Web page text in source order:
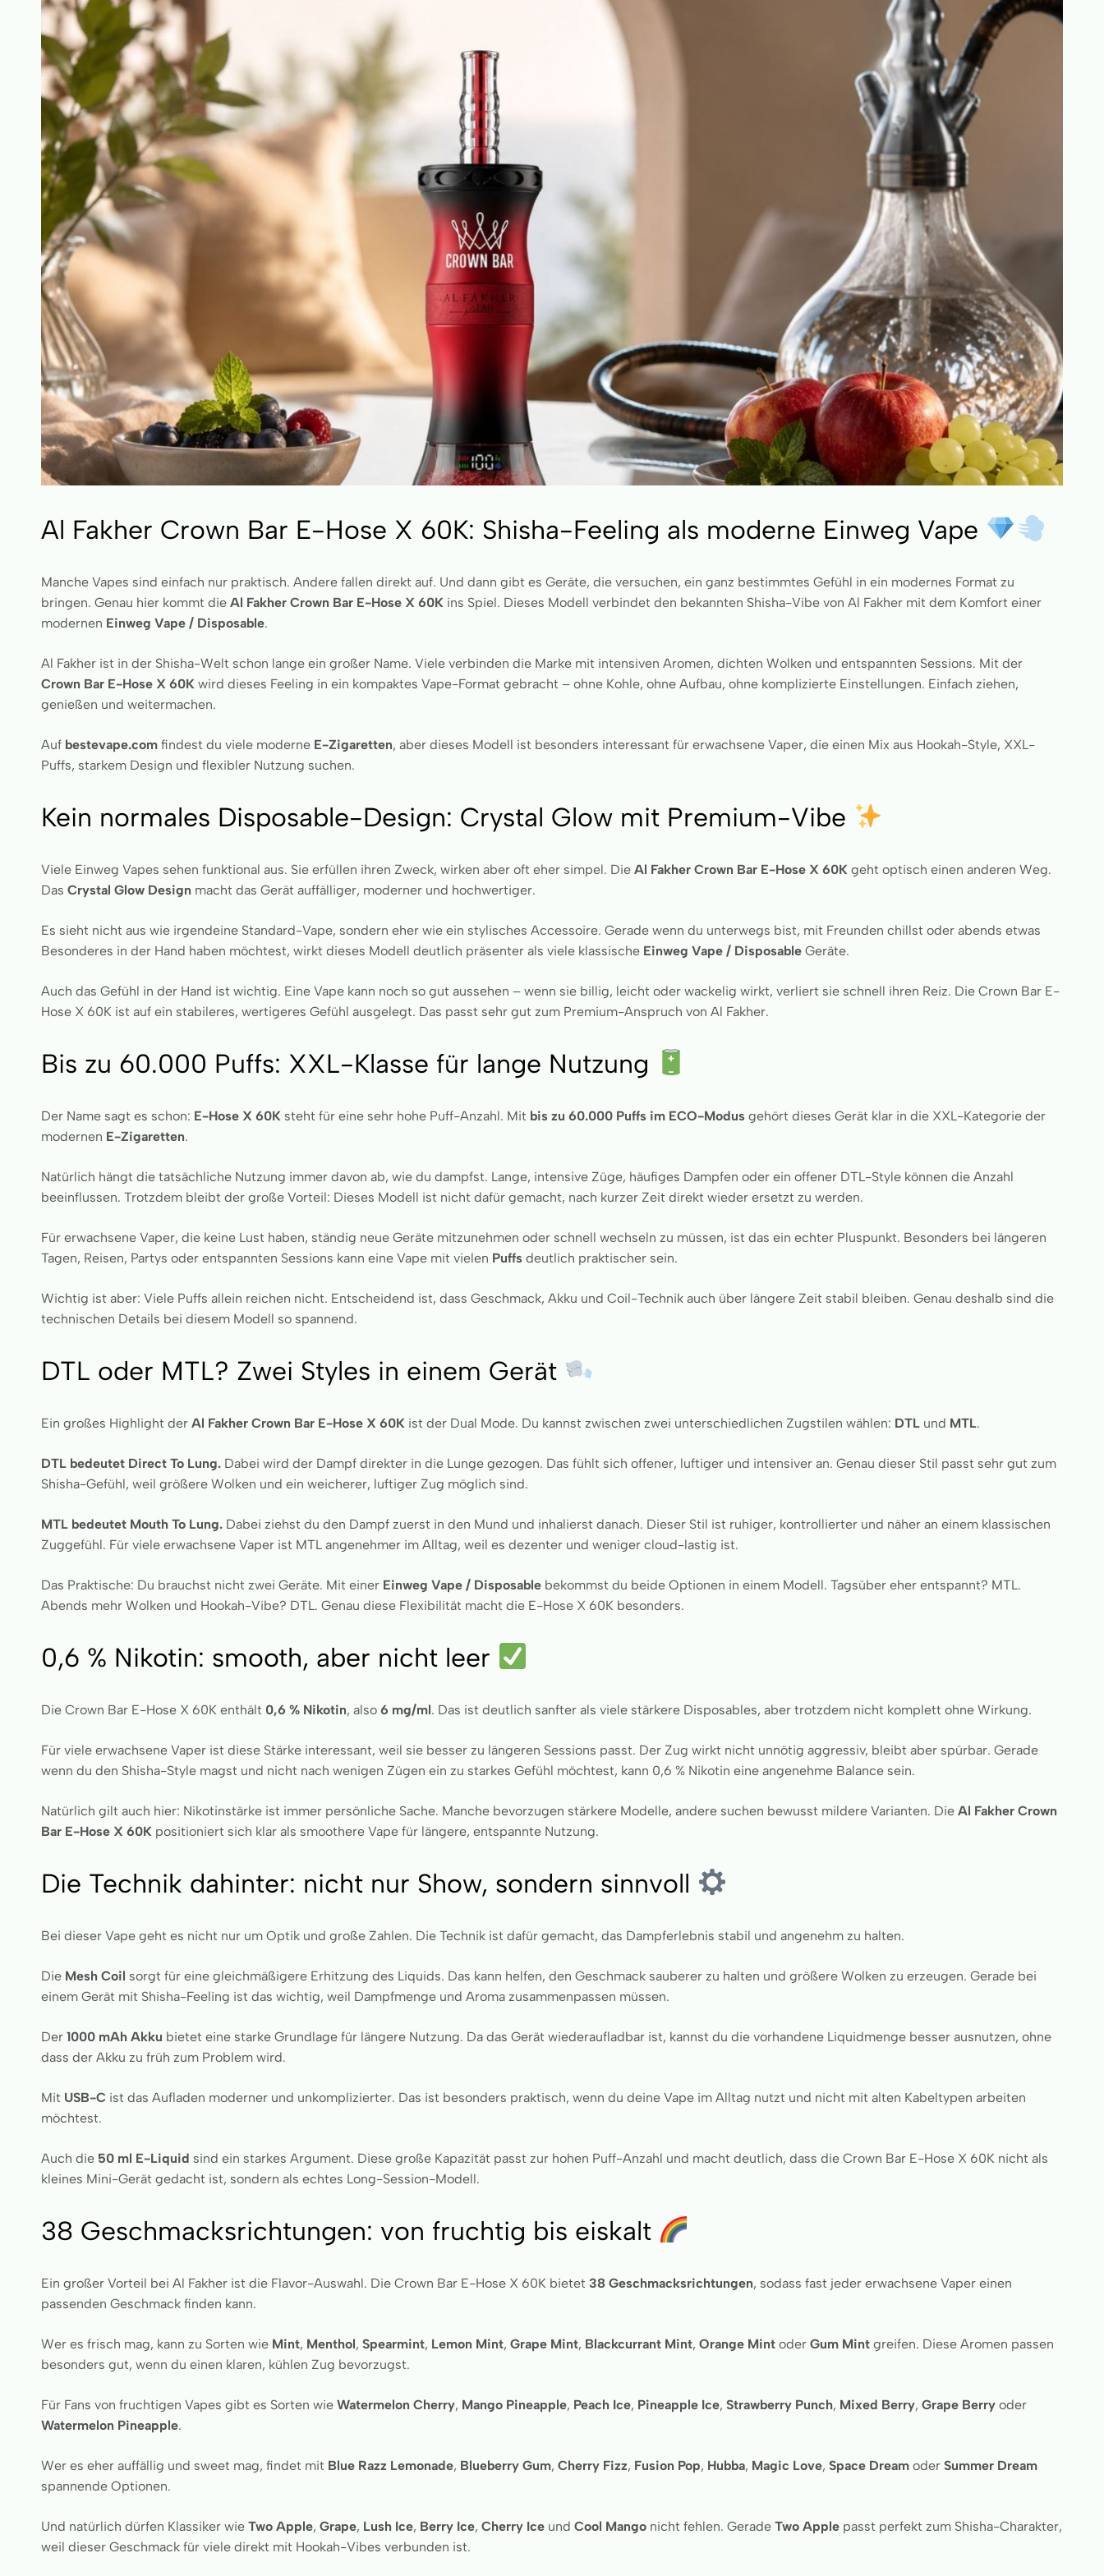
Al Fakher Crown Bar E-Hose X 60K: Shisha-Feeling als moderne Einweg Vape
Manche Vapes sind einfach nur praktisch. Andere fallen direkt auf. Und dann gibt es Geräte, die versuchen, ein ganz bestimmtes Gefühl in ein modernes Format zu
bringen. Genau hier kommt die Al Fakher Crown Bar E-Hose X 60K ins Spiel. Dieses Modell verbindet den bekannten Shisha-Vibe von Al Fakher mit dem Komfort einer
modernen Einweg Vape / Disposable.
Al Fakher ist in der Shisha-Welt schon lange ein großer Name. Viele verbinden die Marke mit intensiven Aromen, dichten Wolken und entspannten Sessions. Mit der
Crown Bar E-Hose X 60K wird dieses Feeling in ein kompaktes Vape-Format gebracht – ohne Kohle, ohne Aufbau, ohne komplizierte Einstellungen. Einfach ziehen,
genießen und weitermachen.
Auf bestevape.com findest du viele moderne E-Zigaretten, aber dieses Modell ist besonders interessant für erwachsene Vaper, die einen Mix aus Hookah-Style, XXL-
Puffs, starkem Design und flexibler Nutzung suchen.
Kein normales Disposable-Design: Crystal Glow mit Premium-Vibe
Viele Einweg Vapes sehen funktional aus. Sie erfüllen ihren Zweck, wirken aber oft eher simpel. Die Al Fakher Crown Bar E-Hose X 60K geht optisch einen anderen Weg.
Das Crystal Glow Design macht das Gerät auffälliger, moderner und hochwertiger.
Es sieht nicht aus wie irgendeine Standard-Vape, sondern eher wie ein stylisches Accessoire. Gerade wenn du unterwegs bist, mit Freunden chillst oder abends etwas
Besonderes in der Hand haben möchtest, wirkt dieses Modell deutlich präsenter als viele klassische Einweg Vape / Disposable Geräte.
Auch das Gefühl in der Hand ist wichtig. Eine Vape kann noch so gut aussehen – wenn sie billig, leicht oder wackelig wirkt, verliert sie schnell ihren Reiz. Die Crown Bar E-
Hose X 60K ist auf ein stabileres, wertigeres Gefühl ausgelegt. Das passt sehr gut zum Premium-Anspruch von Al Fakher.
Bis zu 60.000 Puffs: XXL-Klasse für lange Nutzung
Der Name sagt es schon: E-Hose X 60K steht für eine sehr hohe Puff-Anzahl. Mit bis zu 60.000 Puffs im ECO-Modus gehört dieses Gerät klar in die XXL-Kategorie der
modernen E-Zigaretten.
Natürlich hängt die tatsächliche Nutzung immer davon ab, wie du dampfst. Lange, intensive Züge, häufiges Dampfen oder ein offener DTL-Style können die Anzahl
beeinflussen. Trotzdem bleibt der große Vorteil: Dieses Modell ist nicht dafür gemacht, nach kurzer Zeit direkt wieder ersetzt zu werden.
Für erwachsene Vaper, die keine Lust haben, ständig neue Geräte mitzunehmen oder schnell wechseln zu müssen, ist das ein echter Pluspunkt. Besonders bei längeren
Tagen, Reisen, Partys oder entspannten Sessions kann eine Vape mit vielen Puffs deutlich praktischer sein.
Wichtig ist aber: Viele Puffs allein reichen nicht. Entscheidend ist, dass Geschmack, Akku und Coil-Technik auch über längere Zeit stabil bleiben. Genau deshalb sind die
technischen Details bei diesem Modell so spannend.
DTL oder MTL? Zwei Styles in einem Gerät
Ein großes Highlight der Al Fakher Crown Bar E-Hose X 60K ist der Dual Mode. Du kannst zwischen zwei unterschiedlichen Zugstilen wählen: DTL und MTL.
DTL bedeutet Direct To Lung. Dabei wird der Dampf direkter in die Lunge gezogen. Das fühlt sich offener, luftiger und intensiver an. Genau dieser Stil passt sehr gut zum
Shisha-Gefühl, weil größere Wolken und ein weicherer, luftiger Zug möglich sind.
MTL bedeutet Mouth To Lung. Dabei ziehst du den Dampf zuerst in den Mund und inhalierst danach. Dieser Stil ist ruhiger, kontrollierter und näher an einem klassischen
Zuggefühl. Für viele erwachsene Vaper ist MTL angenehmer im Alltag, weil es dezenter und weniger cloud-lastig ist.
Das Praktische: Du brauchst nicht zwei Geräte. Mit einer Einweg Vape / Disposable bekommst du beide Optionen in einem Modell. Tagsüber eher entspannt? MTL.
Abends mehr Wolken und Hookah-Vibe? DTL. Genau diese Flexibilität macht die E-Hose X 60K besonders.
0,6 % Nikotin: smooth, aber nicht leer
Die Crown Bar E-Hose X 60K enthält 0,6 % Nikotin, also 6 mg/ml. Das ist deutlich sanfter als viele stärkere Disposables, aber trotzdem nicht komplett ohne Wirkung.
Für viele erwachsene Vaper ist diese Stärke interessant, weil sie besser zu längeren Sessions passt. Der Zug wirkt nicht unnötig aggressiv, bleibt aber spürbar. Gerade
wenn du den Shisha-Style magst und nicht nach wenigen Zügen ein zu starkes Gefühl möchtest, kann 0,6 % Nikotin eine angenehme Balance sein.
Natürlich gilt auch hier: Nikotinstärke ist immer persönliche Sache. Manche bevorzugen stärkere Modelle, andere suchen bewusst mildere Varianten. Die Al Fakher Crown
Bar E-Hose X 60K positioniert sich klar als smoothere Vape für längere, entspannte Nutzung.
Die Technik dahinter: nicht nur Show, sondern sinnvoll
Bei dieser Vape geht es nicht nur um Optik und große Zahlen. Die Technik ist dafür gemacht, das Dampferlebnis stabil und angenehm zu halten.
Die Mesh Coil sorgt für eine gleichmäßigere Erhitzung des Liquids. Das kann helfen, den Geschmack sauberer zu halten und größere Wolken zu erzeugen. Gerade bei
einem Gerät mit Shisha-Feeling ist das wichtig, weil Dampfmenge und Aroma zusammenpassen müssen.
Der 1000 mAh Akku bietet eine starke Grundlage für längere Nutzung. Da das Gerät wiederaufladbar ist, kannst du die vorhandene Liquidmenge besser ausnutzen, ohne
dass der Akku zu früh zum Problem wird.
Mit USB-C ist das Aufladen moderner und unkomplizierter. Das ist besonders praktisch, wenn du deine Vape im Alltag nutzt und nicht mit alten Kabeltypen arbeiten
möchtest.
Auch die 50 ml E-Liquid sind ein starkes Argument. Diese große Kapazität passt zur hohen Puff-Anzahl und macht deutlich, dass die Crown Bar E-Hose X 60K nicht als
kleines Mini-Gerät gedacht ist, sondern als echtes Long-Session-Modell.
38 Geschmacksrichtungen: von fruchtig bis eiskalt
Ein großer Vorteil bei Al Fakher ist die Flavor-Auswahl. Die Crown Bar E-Hose X 60K bietet 38 Geschmacksrichtungen, sodass fast jeder erwachsene Vaper einen
passenden Geschmack finden kann.
Wer es frisch mag, kann zu Sorten wie Mint, Menthol, Spearmint, Lemon Mint, Grape Mint, Blackcurrant Mint, Orange Mint oder Gum Mint greifen. Diese Aromen passen
besonders gut, wenn du einen klaren, kühlen Zug bevorzugst.
Für Fans von fruchtigen Vapes gibt es Sorten wie Watermelon Cherry, Mango Pineapple, Peach Ice, Pineapple Ice, Strawberry Punch, Mixed Berry, Grape Berry oder
Watermelon Pineapple.
Wer es eher auffällig und sweet mag, findet mit Blue Razz Lemonade, Blueberry Gum, Cherry Fizz, Fusion Pop, Hubba, Magic Love, Space Dream oder Summer Dream
spannende Optionen.
Und natürlich dürfen Klassiker wie Two Apple, Grape, Lush Ice, Berry Ice, Cherry Ice und Cool Mango nicht fehlen. Gerade Two Apple passt perfekt zum Shisha-Charakter,
weil dieser Geschmack für viele direkt mit Hookah-Vibes verbunden ist.